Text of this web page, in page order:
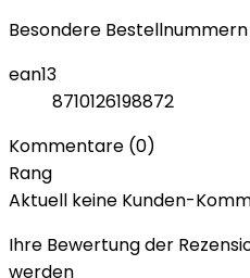
Besondere Bestellnummern
ean13
8710126198872
Kommentare (0)
Rang
Aktuell keine Kunden-
Ihre Bewertung der
werden